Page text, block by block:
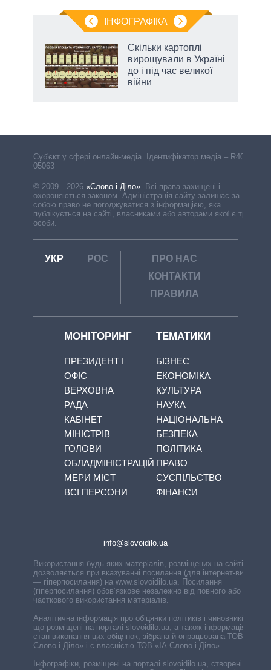
ІНФОГРАФІКА
Скільки картоплі
вирощували в Україні
до і під час великої
війни
Cуб'єкт у сфері онлайн-медіа. Ідентифікатор медіа – R40-
05063
© 2009—2026 «Слово і Діло»
Всі права захищені і
охороняються законом. Адміністрація сайту залишає за
собою право не погоджуватися з інформацією, яка
публікується на сайті, власниками або авторами якої є треті
особи.
УКР РОС
ПРО НАС
КОНТАКТИ
ПРАВИЛА
МОНІТОРИНГ
ПРЕЗИДЕНТ І
ОФІС
ВЕРХОВНА
РАДА
КАБІНЕТ
МІНІСТРІВ
ГОЛОВИ
ОБЛАДМІНІСТРАЦІЙ
МЕРИ МІСТ
ВСІ ПЕРСОНИ
ТЕМАТИКИ
БІЗНЕС
ЕКОНОМІКА
КУЛЬТУРА
НАУКА
НАЦІОНАЛЬНА
БЕЗПЕКА
ПОЛІТИКА
ПРАВО
СУСПІЛЬСТВО
ФІНАНСИ
info@slovoidilo.ua
Використання будь-яких матеріалів, розміщених на сайті,
дозволяється при вказуванні посилання (для інтернет-видань
— гіперпосилання) на www.slovoidilo.ua. Посилання
(гіперпосилання) обов’язкове незалежно від повного або
часткового використання матеріалів.
Аналітична інформація про обіцянки політиків і чиновників,
що розміщені на порталі slovoidilo.ua, а також інформація про
стан виконання цих обіцянок, зібрана й опрацьована ТОВ «ІА
Слово і Діло» і є власністю ТОВ «ІА Слово і Діло».
Інфографіки, розміщені на порталі slovoidilo.ua, створені ГО